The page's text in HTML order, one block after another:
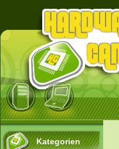
Kategorien